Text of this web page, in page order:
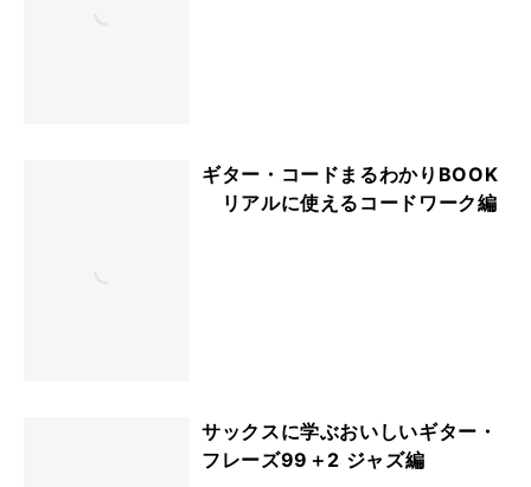
ギター・コードまるわかりBOOK
リアルに使えるコードワーク編
サックスに学ぶおいしいギター・
フレーズ99＋2 ジャズ編